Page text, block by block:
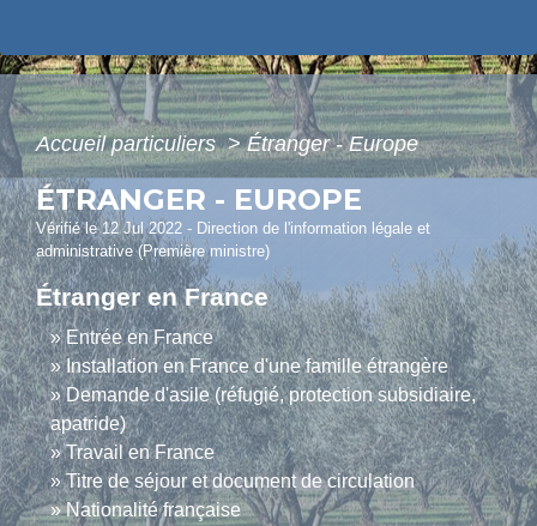
Accueil particuliers> Étranger - Europe
ÉTRANGER - EUROPE
Vérifié le 12 Jul 2022 - Direction de l'information légale et
administrative (Première ministre)
Étranger en France
Entrée en France
Installation en France d'une famille étrangère
Demande d'asile (réfugié, protection subsidiaire,
apatride)
Travail en France
Titre de séjour et document de circulation
Nationalité française